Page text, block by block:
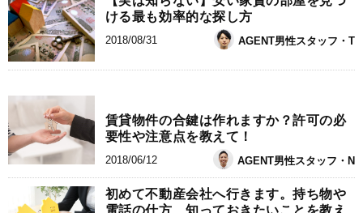
ける最も効率的な探し方
AGENT男性スタッフ・T
2018/08/31
賃貸物件の合鍵は作れますか？許可の必
要性や注意点を教えて！
AGENT男性スタッフ・N
2018/06/12
初めて不動産会社へ行きます。持ち物や
電話の仕方、知っておきたいことを教え